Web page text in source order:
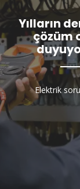
Yılların
çözüm
Elektrik